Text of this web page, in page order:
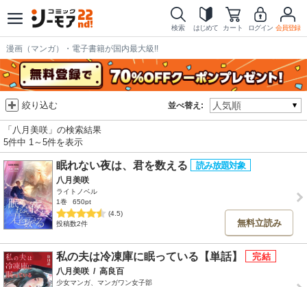
検索 はじめて カート ログイン 会員登録
漫画（マンガ）・電子書籍が国内最大級!!
並べ替え:
絞り込む
「八月美咲」の検索結果
5件中 1～5件を表示
眠れない夜は、君を数える
八月美咲
ライトノベル
1巻
650pt
(4.5)
投稿数2件
無料立読み
私の夫は冷凍庫に眠っている【単話】
八月美咲 / 高良百
少女マンガ、マンガワン女子部